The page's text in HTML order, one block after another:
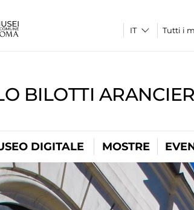
Tutti i
BILOTTI
DIGITALE MOSTRE